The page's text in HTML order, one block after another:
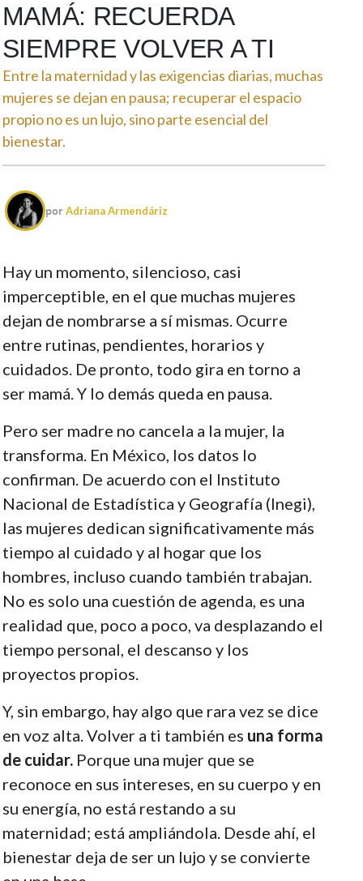
MAMÁ: RECUERDA
SIEMPRE VOLVER A TI
Entre la maternidad y las exigencias diarias, muchas
mujeres se dejan en pausa; recuperar el espacio
propio no es un lujo, sino parte esencial del
bienestar.
porAdriana Armendáriz
Hay un momento, silencioso, casi
imperceptible, en el que muchas mujeres
dejan de nombrarse a sí mismas. Ocurre
entre rutinas, pendientes, horarios y
cuidados. De pronto, todo gira en torno a
ser mamá. Y lo demás queda en pausa.
Pero ser madre no cancela a la mujer, la
transforma. En México, los datos lo
confirman. De acuerdo con el Instituto
Nacional de Estadística y Geografía (Inegi),
las mujeres dedican significativamente más
tiempo al cuidado y al hogar que los
hombres, incluso cuando también trabajan.
No es solo una cuestión de agenda, es una
realidad que, poco a poco, va desplazando el
tiempo personal, el descanso y los
proyectos propios.
Y, sin embargo, hay algo que rara vez se dice
en voz alta. Volver a ti también es una forma
de cuidar.Porque una mujer que se
reconoce en sus intereses, en su cuerpo y en
su energía, no está restando a su
maternidad; está ampliándola. Desde ahí, el
bienestar deja de ser un lujo y se convierte